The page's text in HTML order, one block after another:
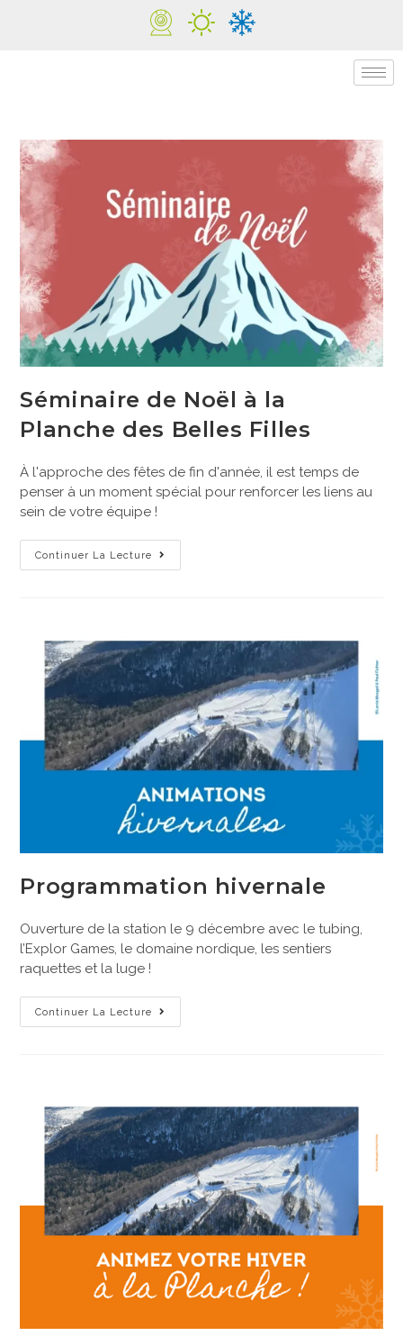
Séminaire de Noël à la
Planche des Belles Filles
À l'approche des fêtes de fin d'année, il est temps de
penser à un moment spécial pour renforcer les liens au
sein de votre équipe !
Continuer La Lecture
Programmation hivernale
Ouverture de la station le 9 décembre avec le tubing,
l’Explor Games, le domaine nordique, les sentiers
raquettes et la luge !
Continuer La Lecture